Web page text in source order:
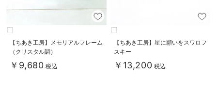
【ちあき工房】メモリアルフレーム
（クリスタル調）
￥9,680 税込
【ちあき工房】星に願いをスワロフ
スキー
￥13,200 税込